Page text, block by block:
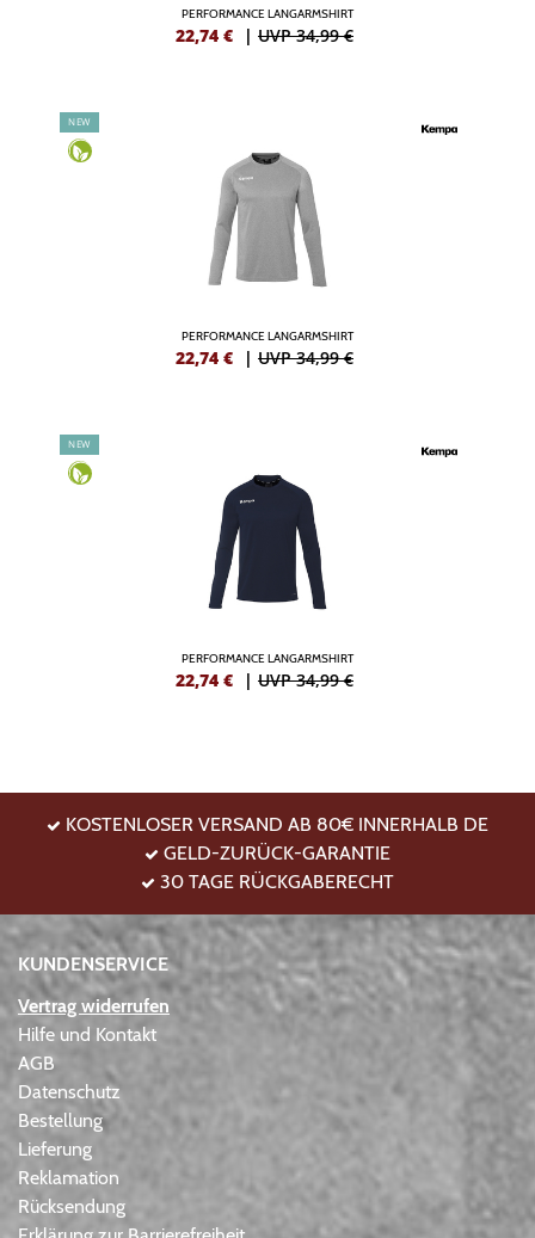
PERFORMANCE LANGARMSHIRT
22,74 € | UVP 34,99 €
NEW
PERFORMANCE LANGARMSHIRT
22,74 € | UVP 34,99 €
NEW
PERFORMANCE LANGARMSHIRT
22,74 € | UVP 34,99 €
KOSTENLOSER VERSAND AB 80€ INNERHALB DE
GELD-ZURÜCK-GARANTIE
30 TAGE RÜCKGABERECHT
KUNDENSERVICE
Vertrag widerrufen
Hilfe und Kontakt
AGB
Datenschutz
Bestellung
Lieferung
Reklamation
Rücksendung